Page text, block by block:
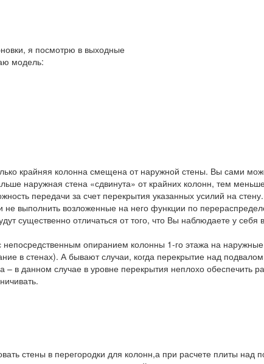
я посмотрю в выходные
модель:
крайняя колонна смещена от наружной стены. Вы сами
наружная стена «сдвинута» от крайних колонн, тем
передачи за счет перекрытия указанных усилий на
выполнить возложенные на него функции по
существенно отличаться от того, что Вы наблюдаете у себя в
опиранием колонны 1-го этажа на
в стенах). А бывают случаи, когда перекрытие над
в данном случае в уровне перекрытия неплохо обеспечить
стены в перегородки для колонн,а при расчете плиты над